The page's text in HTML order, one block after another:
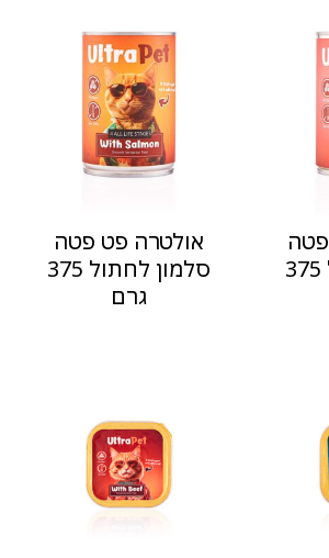
ברווז לחתול 375
אולטרה פט פטה
סלמון לחתול 375
גרם